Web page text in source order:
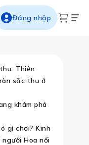
Đăng nhập
Thiên
sắc thu ở
khám phá
gì chơi? Kinh
người Hoa nổi
thăng longNgắm hoa